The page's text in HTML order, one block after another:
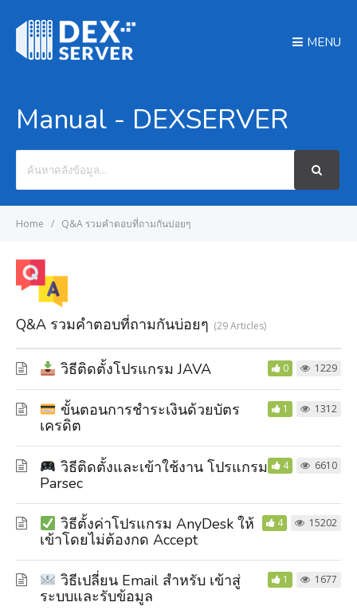
MENU
Manual - DEXSERVER
For
Home Q&A รวมคำตอบที่ถามกันบ่อยๆ
Q&A รวมคำตอบที่ถามกันบ่อยๆ 29 Articles
วิธีติดตั้งโปรแกรม JAVA 0 1229
ขั้นตอนการชำระเงินด้วยบัตร
เครดิต
1 1312
วิธีติดตั้งและเข้าใช้งาน โปรแกรม
Parsec
4 6610
วิธีตั้งค่าโปรแกรม AnyDesk ให้
เข้าโดยไม่ต้องกด Accept
4 15202
วิธีเปลี่ยน Email สำหรับ เข้าสู่
ระบบและรับข้อมูล
1 1677